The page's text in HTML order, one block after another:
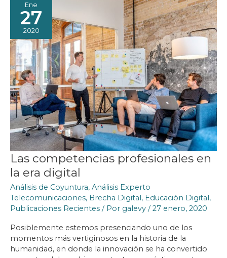
Ene
27
2020
Las competencias profesionales en
la era digital
Análisis de Coyuntura, Análisis Experto
Telecomunicaciones, Brecha Digital, Educación Digital,
Publicaciones Recientes / Por galevy /27 enero, 2020
Posiblemente estemos presenciando uno de los
momentos más vertiginosos en la historia de la
humanidad, en donde la innovación se ha convertido